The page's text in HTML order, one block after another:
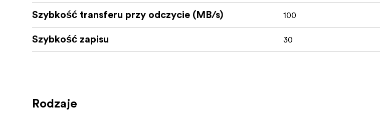
Szybkość transferu przy odczycie (MB/s) 100
Szybkość zapisu 30
Rodzaje